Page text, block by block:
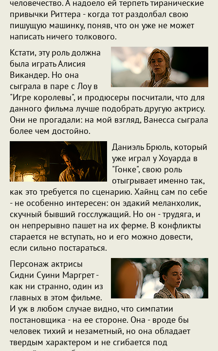
человечество. А надоело ей терпеть тиранические
привычки Риттера - когда тот раздолбал свою
пишущую машинку, поняв, что он уже не может
написать ничего толкового.
Кстати, эту роль должна
была играть Алисия
Викандер. Но она
сыграла в паре с Лоу в
"Игре королевы", и продюсеры посчитали, что для
данного фильма лучше подобрать другую актрису.
Они не прогадали: на мой взгляд, Ванесса сыграла
более чем достойно.
Даниэль Брюль, который
уже играл у Хоуарда в
"Гонке", свою роль
отыгрывает именно так,
как это требуется по сценарию. Хайнц сам по себе
- не особенно интересен: он эдакий меланхолик,
скучный бывший госслужащий. Но он - трудяга, и
он непрерывно пашет на их ферме. В конфликты
старается не вступать, но и его можно довести,
если сильно постараться.
Персонаж актрисы
Сидни Суини Маргрет -
как ни странно, один из
главных в этом фильме.
И уж в любом случае видно, что симпатии
постановщика - на ее стороне. Она - вроде бы
человек тихий и незаметный, но она обладает
твердым характером и не сгибается под